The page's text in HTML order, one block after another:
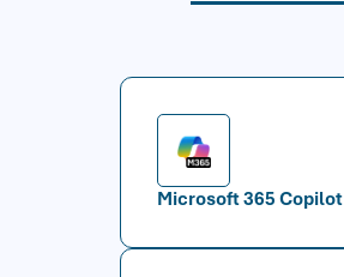
Microsoft 365 Copilot